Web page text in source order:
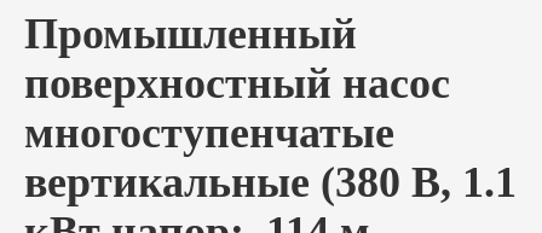
Промышленный
поверхностный насос
многоступенчатые
вертикальные (380 В, 1.1